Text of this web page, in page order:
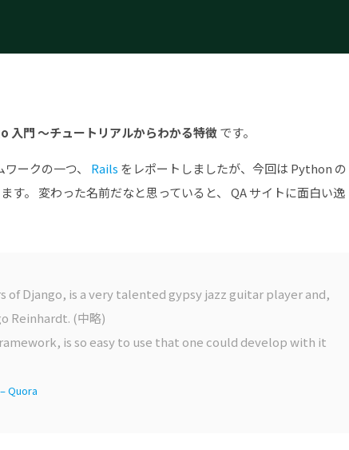
入門 ～チュートリアルからわかる特徴 です。
ークの一つ、 Rails をレポートしましたが、今回は Python の
す。 変わった名前だなと思っていると、 QA サイトに面白い逸
Django, is a very talented gypsy jazz guitar player and,
Reinhardt. (中略)
is so easy to use that one could develop with it
Quora